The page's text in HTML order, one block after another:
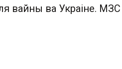
вайны ва Украіне.